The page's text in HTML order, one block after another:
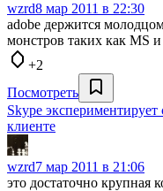
wzrd8 мар 2011 в 22:30
adobe держится
монстров таких как MS
+2
Посмотреть
Skype
клиенте
wzrd7 мар 2011 в 21:06
это достаточно крупная